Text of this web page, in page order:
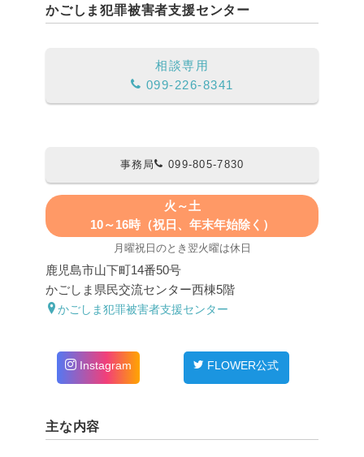
かごしま犯罪被害者支援センター
相談専用
099-226-8341
事務局 099-805-7830
火～土
10～16時（祝日、年末年始除く）
月曜祝日のとき翌火曜は休日
鹿児島市山下町14番50号
かごしま県民交流センター西棟5階
かごしま犯罪被害者支援センター
Instagram FLOWER公式
主な内容